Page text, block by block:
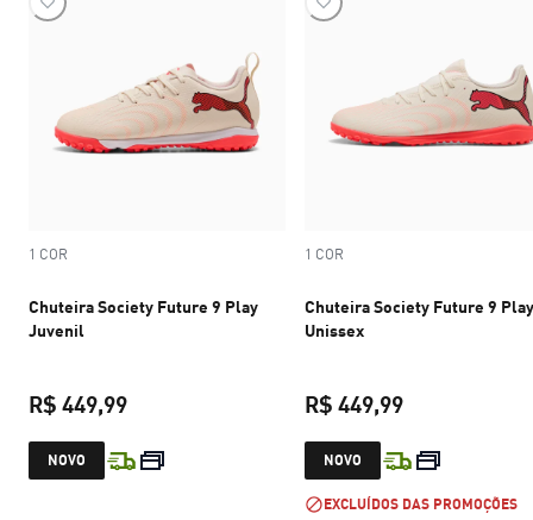
1 COR
Chuteira Society Future 9 Play
Juvenil
R$ 449,99
preço atual R$ 449,99
NOVO
1 COR
Chuteira Society Future 9 Play
Unissex
R$ 449,99
preço atual
NOVO
EXCLUÍDOS DAS PROMOÇÕES